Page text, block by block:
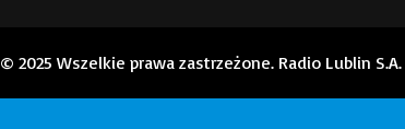
© 2025 Wszelkie prawa zastrzeżone. Radio Lublin